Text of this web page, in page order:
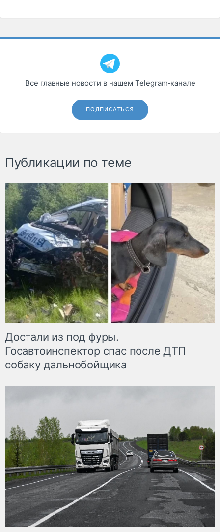
Все главные новости в нашем Telegram‑канале
ПОДПИСАТЬСЯ
Публикации по теме
Достали из под фуры.
Госавтоинспектор спас после ДТП
собаку дальнобойщика